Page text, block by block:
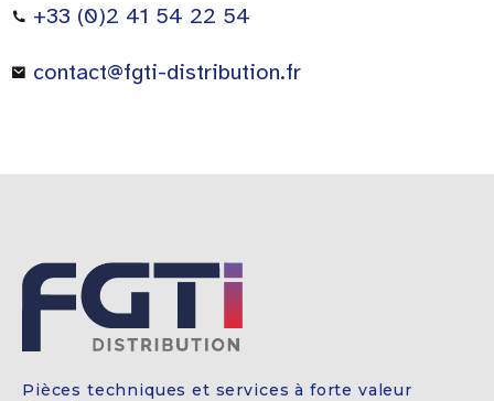
+33 (0)2 41 54 22 54
contact@fgti-distribution.fr
Pièces techniques et services à forte valeur